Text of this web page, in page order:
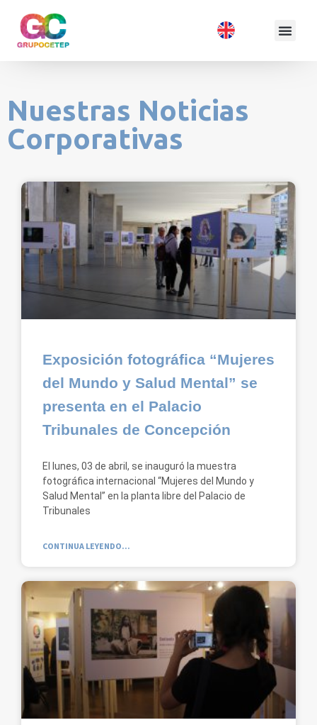
Nuestras Noticias
Corporativas
Exposición fotográfica “Mujeres
del Mundo y Salud Mental” se
presenta en el Palacio
Tribunales de Concepción
El lunes, 03 de abril, se inauguró la muestra
fotográfica internacional “Mujeres del Mundo y
Salud Mental” en la planta libre del Palacio de
Tribunales
CONTINUA LEYENDO...